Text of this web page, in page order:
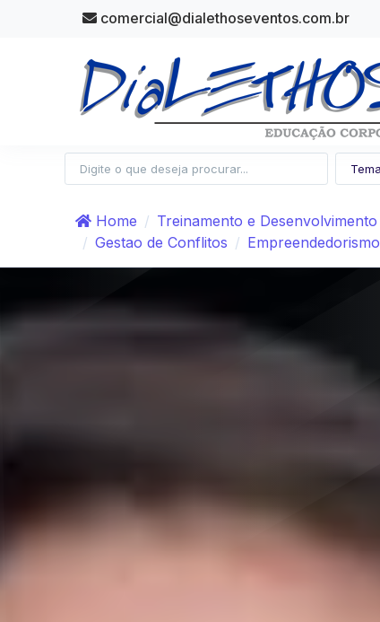
comercial@dialethoseventos.com.br
Home Treinamento e Desenvolvimento
Gestao de Conflitos
Empreendedorismo